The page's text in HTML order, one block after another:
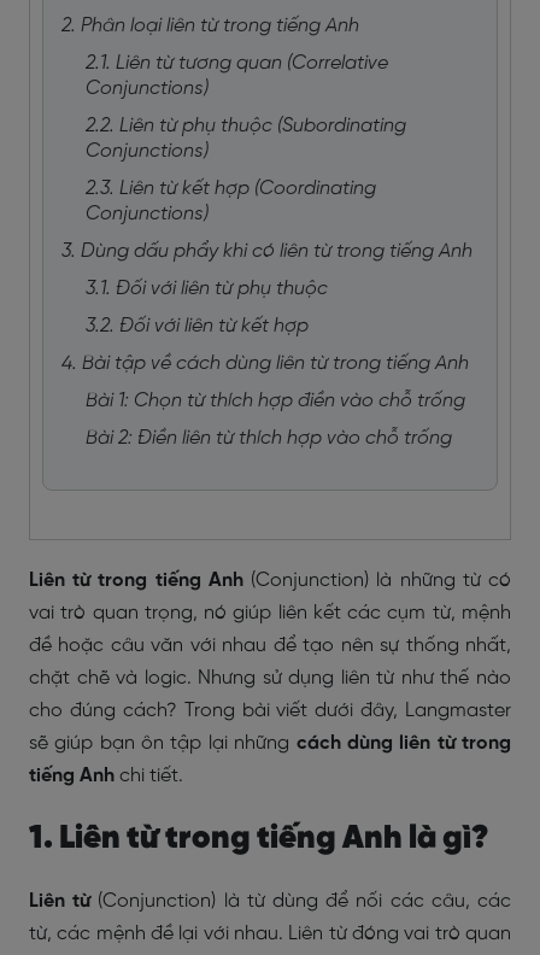
2. Phân loại liên từ trong tiếng Anh
2.1. Liên từ tương quan (Correlative
Conjunctions)
2.2. Liên từ phụ thuộc (Subordinating
Conjunctions)
2.3. Liên từ kết hợp (Coordinating
Conjunctions)
3. Dùng dấu phẩy khi có liên từ trong tiếng Anh
3.1. Đối với liên từ phụ thuộc
3.2. Đối với liên từ kết hợp
4. Bài tập về cách dùng liên từ trong tiếng Anh
Bài 1: Chọn từ thích hợp điền vào chỗ trống
Bài 2: Điền liên từ thích hợp vào chỗ trống
Liên từ trong tiếng Anh (Conjunction) là những từ có
vai trò quan trọng, nó giúp liên kết các cụm từ, mệnh
đề hoặc câu văn với nhau để tạo nên sự thống nhất,
chặt chẽ và logic. Nhưng sử dụng liên từ như thế nào
cho đúng cách? Trong bài viết dưới đây, Langmaster
sẽ giúp bạn ôn tập lại những cách dùng liên từ trong
tiếng Anh chi tiết.
1. Liên từ trong tiếng Anh là gì?
Liên từ(Conjunction) là từ dùng để nối các câu, các
từ, các mệnh đề lại với nhau. Liên từ đóng vai trò quan